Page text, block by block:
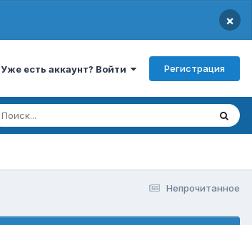
×
Уже есть аккаунт? Войти Регистрация
Непрочитанное